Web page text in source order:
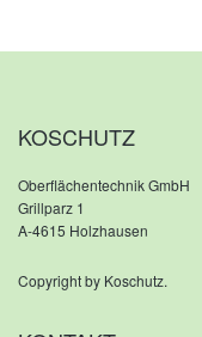
KOSCHUTZ
Oberflächentechnik GmbH
Grillparz 1
A-4615 Holzhausen
Copyright by Koschutz.